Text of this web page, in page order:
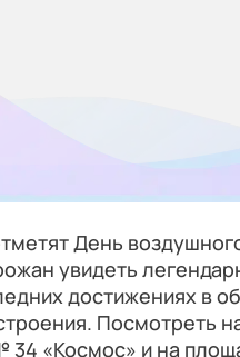
День
увидеть
достижениях в
Посмотреть
34 «Космос» и на